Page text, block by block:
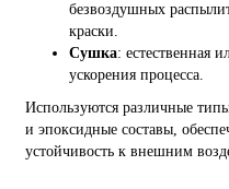
безвоздушных
краски.
Сушка: естественная
ускорения процесса.
Используются различные
и эпоксидные составы,
устойчивость к внешним